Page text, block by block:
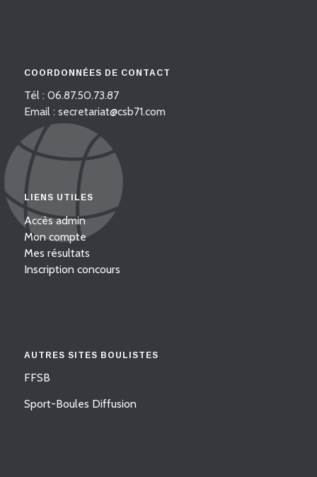
COORDONNÉES DE CONTACT
Tél : 06.87.50.73.87
Email : secretariat@csb71.com
LIENS UTILES
Accès admin
Mon compte
Mes résultats
Inscription concours
AUTRES SITES BOULISTES
FFSB
Sport-Boules Diffusion